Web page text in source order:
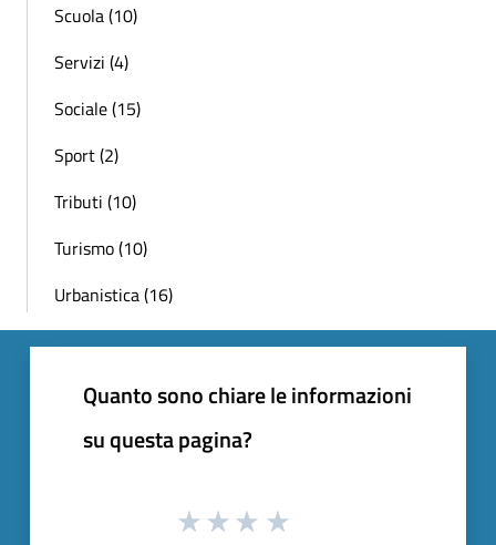
Scuola (10)
Servizi (4)
Sociale (15)
Sport (2)
Tributi (10)
Turismo (10)
Urbanistica (16)
Quanto sono chiare le informazioni
su questa pagina?